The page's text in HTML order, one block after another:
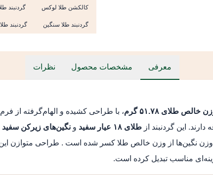
کالکشن طلا لوکس گردنبند
گردنبند طلا سنگین گردنبند
معرفی مشخصات محصول نظرات
خالص طلای ۵۱.۷۸ گرم
، با طراحی کشیده و الهام‌گرفته از
این گردنبند از طلای ۱۸ عیار سفید و نگین‌های زیرکن سفید
نگین‌ها از وزن خالص طلا کسر شده است . طراحی متوازن این
مناسب تبدیل کرده است.